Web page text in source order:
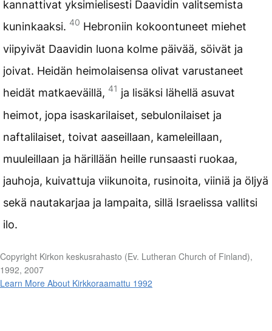
kannattivat yksimielisesti Daavidin valitsemista
kuninkaaksi. 40 Hebroniin kokoontuneet miehet
viipyivät Daavidin luona kolme päivää, söivät ja
joivat. Heidän heimolaisensa olivat varustaneet
heidät matkaeväillä, 41 ja lisäksi lähellä asuvat
heimot, jopa isaskarilaiset, sebulonilaiset ja
naftalilaiset, toivat aaseillaan, kameleillaan,
muuleillaan ja härillään heille runsaasti ruokaa,
jauhoja, kuivattuja viikunoita, rusinoita, viiniä ja öljyä
sekä nautakarjaa ja lampaita, sillä Israelissa vallitsi
ilo.
Copyright Kirkon keskusrahasto (Ev. Lutheran Church of Finland),
1992, 2007
Learn More About Kirkkoraamattu 1992